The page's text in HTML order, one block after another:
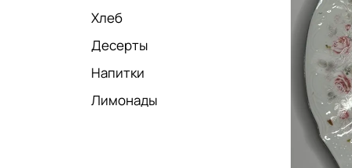
Хлеб
Десерты
Напитки
Лимонады